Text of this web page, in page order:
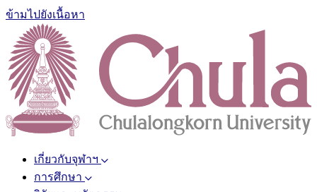
ข้ามไปยังเนื้อหา
เกี่ยวกับจุฬาฯ
การศึกษา